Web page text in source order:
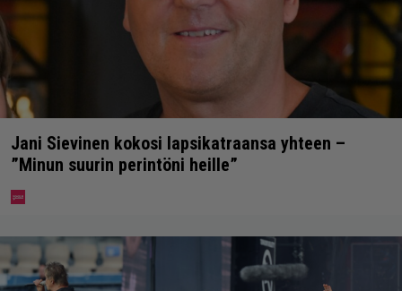
Jani Sievinen kokosi lapsikatraansa yhteen –
”Minun suurin perintöni heille”